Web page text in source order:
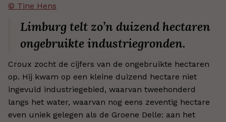
© Tine Hens
Limburg telt zo’n duizend hectaren
ongebruikte industriegronden.
Croux zocht de cijfers van de ongebruikte hectaren
op. Hij kwam op een kleine duizend hectare niet
ingevuld industriegebied, waarvan tweehonderd
langs het water, waarvan nog eens zeventig hectare
even uniek gelegen als de Groene Delle: aan het